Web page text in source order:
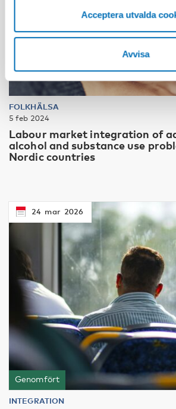
Acceptera utvalda
Avvisa
FOLKHÄLSA
5 feb 2024
Labour market integration of
alcohol and substance use
Nordic countries
Genomfört
24 mar 2026
INTEGRATION